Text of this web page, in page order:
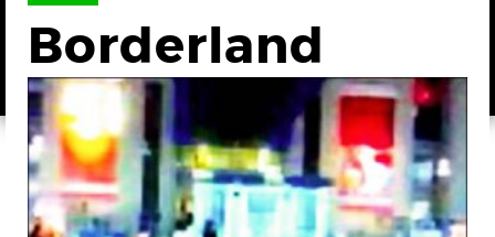
Borderland